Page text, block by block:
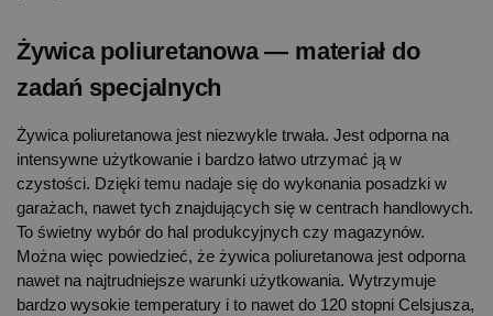
Żywica poliuretanowa — materiał do
zadań specjalnych
Żywica poliuretanowa jest niezwykle trwała. Jest odporna na
intensywne użytkowanie i bardzo łatwo utrzymać ją w
czystości. Dzięki temu nadaje się do wykonania posadzki w
garażach, nawet tych znajdujących się w centrach handlowych.
To świetny wybór do hal produkcyjnych czy magazynów.
Można więc powiedzieć, że żywica poliuretanowa jest odporna
nawet na najtrudniejsze warunki użytkowania. Wytrzymuje
bardzo wysokie temperatury i to nawet do 120 stopni Celsjusza,